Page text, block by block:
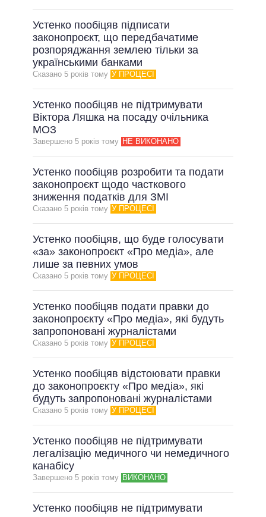
Устенко пообіцяв підписати
законопроєкт, що передбачатиме
розпоряджання землею тільки за
українськими банками
Сказано 5 рокiв тому У ПРОЦЕСІ
Устенко пообіцяв не підтримувати
Віктора Ляшка на посаду очільника
МОЗ
Завершено 5 рокiв тому НЕ ВИКОНАНО
Устенко пообіцяв розробити та подати
законопроєкт щодо часткового
зниження податків для ЗМІ
Сказано 5 рокiв тому У ПРОЦЕСІ
Устенко пообіцяв, що буде голосувати
«за» законопроєкт «Про медіа», але
лише за певних умов
Сказано 5 рокiв тому У ПРОЦЕСІ
Устенко пообіцяв подати правки до
законопроєкту «Про медіа», які будуть
запропоновані журналістами
Сказано 5 рокiв тому У ПРОЦЕСІ
Устенко пообіцяв відстоювати правки
до законопроєкту «Про медіа», які
будуть запропоновані журналістами
Сказано 5 рокiв тому У ПРОЦЕСІ
Устенко пообіцяв не підтримувати
легалізацію медичного чи немедичного
канабісу
Завершено 5 рокiв тому ВИКОНАНО
Устенко пообіцяв не підтримувати